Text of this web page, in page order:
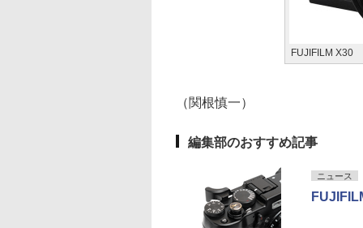
FUJIFILM X30
（関根慎一）
編集部のおすすめ記事
ニュース